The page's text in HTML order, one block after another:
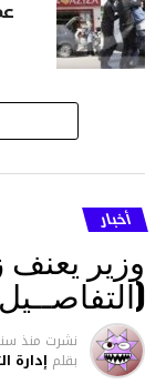
أخبار
وزير
نشرت منذ
بقلم إدارة